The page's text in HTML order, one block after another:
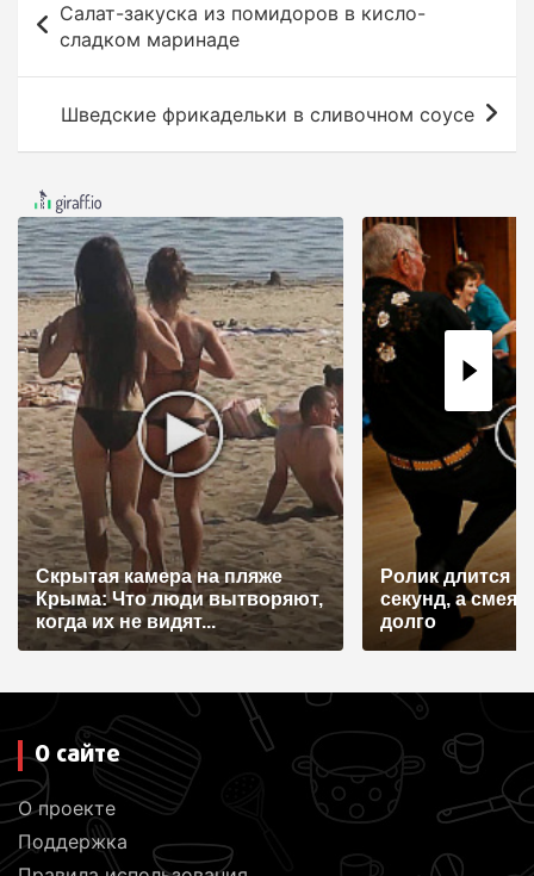
в
г
ц
и
я
п
о
з
а
п
и
с
я
м
Салат-закуска из помидоров в кисло-
сладком маринаде
Шведские фрикадельки в сливочном соусе
Скрытая камера на пляже
Крыма: Что люди вытворяют,
когда их не видят...
Ролик длится
секунд, а
долго
О сайте
О проекте
Поддержка